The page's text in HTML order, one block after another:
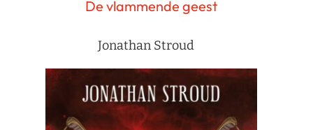
De vlammende geest
Jonathan Stroud